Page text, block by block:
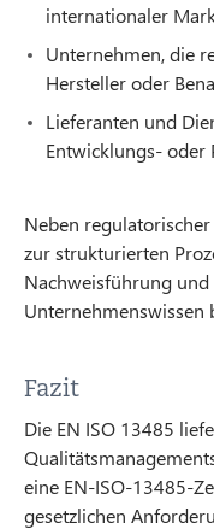
internationaler
Unternehmen, die
Hersteller oder
Lieferanten und
Entwicklungs- oder
Neben
zur strukturierten
Nachweisführung
Unternehmenswissen
Fazit
Die EN ISO 13485
eine EN-ISO-13485-
gesetzlichen